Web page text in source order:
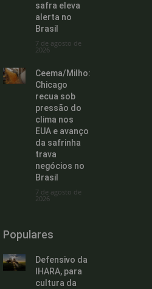
safra eleva
alerta no
Brasil
7 de agosto de
2026
Ceema/Milho:
Chicago
recua sob
pressão do
clima nos
EUA e avanço
da safrinha
trava
negócios no
Brasil
7 de agosto de
2026
Populares
Defensivo da
IHARA, para
cultura da